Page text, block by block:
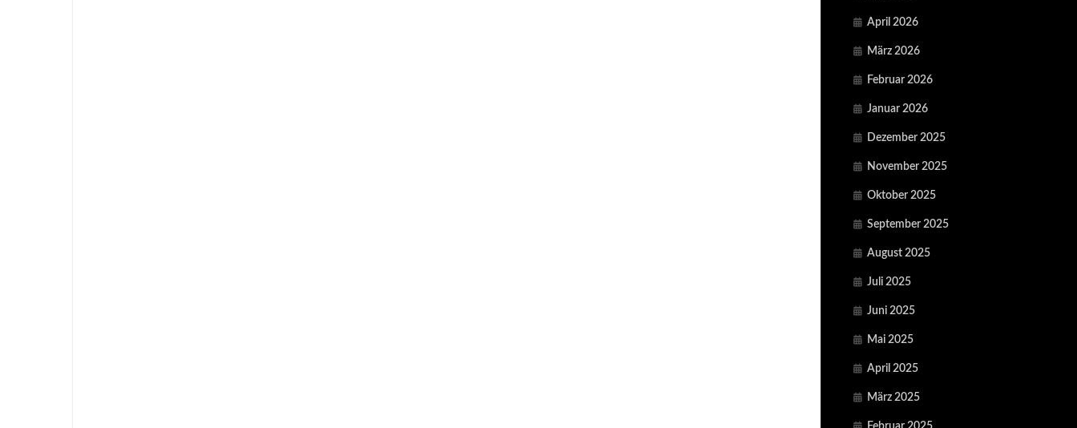
April 2026
März 2026
Februar 2026
Januar 2026
Dezember 2025
November 2025
Oktober 2025
September 2025
August 2025
Juli 2025
Juni 2025
Mai 2025
April 2025
März 2025